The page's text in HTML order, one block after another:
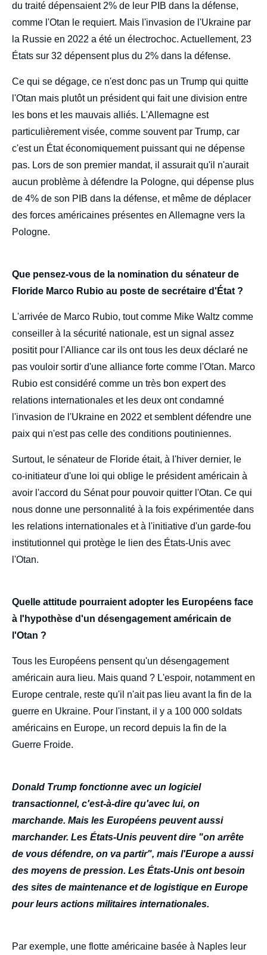
du traité dépensaient 2% de leur PIB dans la défense,
comme l'Otan le requiert. Mais l'invasion de l'Ukraine par
la Russie en 2022 a été un électrochoc. Actuellement, 23
États sur 32 dépensent plus du 2% dans la défense.
Ce qui se dégage, ce n'est donc pas un Trump qui quitte
l'Otan mais plutôt un président qui fait une division entre
les bons et les mauvais alliés. L'Allemagne est
particulièrement visée, comme souvent par Trump, car
c'est un État économiquement puissant qui ne dépense
pas. Lors de son premier mandat, il assurait qu'il n'aurait
aucun problème à défendre la Pologne, qui dépense plus
de 4% de son PIB dans la défense, et même de déplacer
des forces américaines présentes en Allemagne vers la
Pologne.
Que pensez-vous de la nomination du sénateur de
Floride Marco Rubio au poste de secrétaire d'État ?
L'arrivée de Marco Rubio, tout comme Mike Waltz comme
conseiller à la sécurité nationale, est un signal assez
positit pour l'Alliance car ils ont tous les deux déclaré ne
pas vouloir sortir d'une alliance forte comme l'Otan. Marco
Rubio est considéré comme un très bon expert des
relations internationales et les deux ont condamné
l'invasion de l'Ukraine en 2022 et semblent défendre une
paix qui n'est pas celle des conditions poutiniennes.
Surtout, le sénateur de Floride était, à l'hiver dernier, le
co-initiateur d'une loi qui oblige le président américain à
avoir l'accord du Sénat pour pouvoir quitter l'Otan. Ce qui
nous donne une personnalité à la fois expérimentée dans
les relations internationales et à l'initiative d'un garde-fou
institutionnel qui protège le lien des États-Unis avec
l'Otan.
Quelle attitude pourraient adopter les Européens face
à l'hypothèse d'un désengagement américain de
l'Otan ?
Tous les Européens pensent qu'un désengagement
américain aura lieu. Mais quand ? L'espoir, notamment en
Europe centrale, reste qu'il n'ait pas lieu avant la fin de la
guerre en Ukraine. Pour l'instant, il y a 100 000 soldats
américains en Europe, un record depuis la fin de la
Guerre Froide.
Donald Trump fonctionne avec un logiciel
transactionnel, c'est-à-dire qu'avec lui, on
marchande. Mais les Européens peuvent aussi
marchander. Les États-Unis peuvent dire "on arrête
de vous défendre, on va partir", mais l'Europe a aussi
des moyens de pression. Les États-Unis ont besoin
des sites de maintenance et de logistique en Europe
pour leurs actions militaires internationales.
Par exemple, une flotte américaine basée à Naples leur